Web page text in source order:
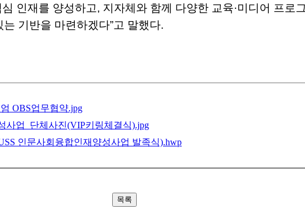
인재를 양성하고, 지자체와 함께 다양한 교육·미디어 프로
기반을 마련하겠다”고 말했다.
OBS업무협약.jpg
사업_단체사진(VIP키링체결식).jpg
인문사회융합인재양성사업 발족식).hwp
목록